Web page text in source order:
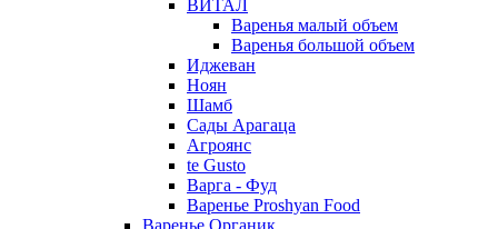
ВИТАЛ
Варенья малый объем
Варенья большой объем
Иджеван
Ноян
Шамб
Сады Арагаца
Агроянс
te Gusto
Варга - Фуд
Варенье Proshyan Food
Варенье Органик